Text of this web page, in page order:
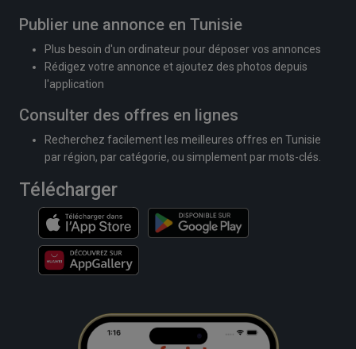
Publier une annonce en Tunisie
Plus besoin d'un ordinateur pour déposer vos annonces
Rédigez votre annonce et ajoutez des photos depuis
l'application
Consulter des offres en lignes
Recherchez facilement les meilleures offres en Tunisie
par région, par catégorie, ou simplement par mots-clés.
Télécharger